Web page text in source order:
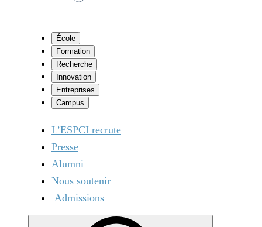
École
Formation
Recherche
Innovation
Entreprises
Campus
L’ESPCI recrute
Presse
Alumni
Nous soutenir
Admissions